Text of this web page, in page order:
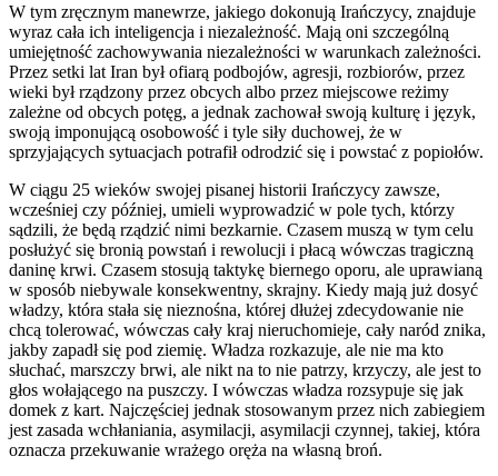
W tym zręcznym manewrze, jakiego dokonują Irańczycy, znajduje
wyraz cała ich inteligencja i niezależność. Mają oni szczególną
umiejętność zachowywania niezależności w warunkach zależności.
Przez setki lat Iran był ofiarą podbojów, agresji, rozbiorów, przez
wieki był rządzony przez obcych albo przez miejscowe reżimy
zależne od obcych potęg, a jednak zachował swoją kulturę i język,
swoją imponującą osobowość i tyle siły duchowej, że w
sprzyjających sytuacjach potrafił odrodzić się i powstać z popiołów.
W ciągu 25 wieków swojej pisanej historii Irańczycy zawsze,
wcześniej czy później, umieli wyprowadzić w pole tych, którzy
sądzili, że będą rządzić nimi bezkarnie. Czasem muszą w tym celu
posłużyć się bronią powstań i rewolucji i płacą wówczas tragiczną
daninę krwi. Czasem stosują taktykę biernego oporu, ale uprawianą
w sposób niebywale konsekwentny, skrajny. Kiedy mają już dosyć
władzy, która stała się nieznośna, której dłużej zdecydowanie nie
chcą tolerować, wówczas cały kraj nieruchomieje, cały naród znika,
jakby zapadł się pod ziemię. Władza rozkazuje, ale nie ma kto
słuchać, marszczy brwi, ale nikt na to nie patrzy, krzyczy, ale jest to
głos wołającego na puszczy. I wówczas władza rozsypuje się jak
domek z kart. Najczęściej jednak stosowanym przez nich zabiegiem
jest zasada wchłaniania, asymilacji, asymilacji czynnej, takiej, która
oznacza przekuwanie wrażego oręża na własną broń.